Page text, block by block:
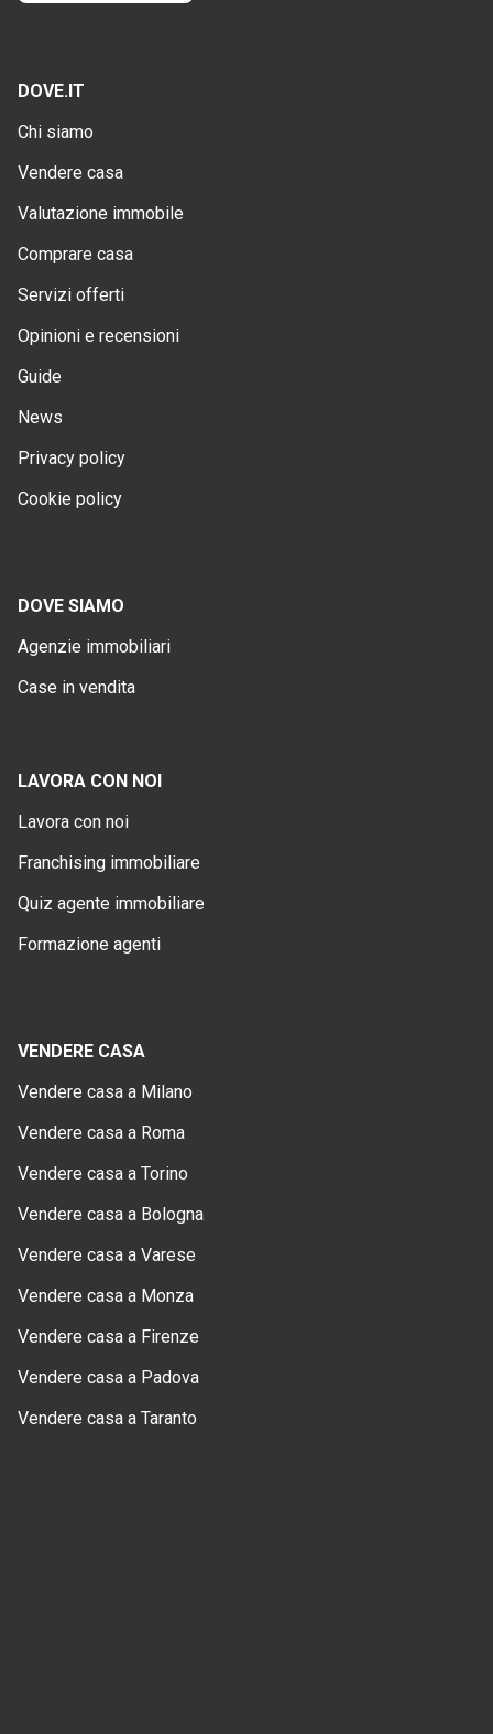
DOVE.IT
Chi siamo
Vendere casa
Valutazione immobile
Comprare casa
Servizi offerti
Opinioni e recensioni
Guide
News
Privacy policy
Cookie policy
DOVE SIAMO
Agenzie immobiliari
Case in vendita
LAVORA CON NOI
Lavora con noi
Franchising immobiliare
Quiz agente immobiliare
Formazione agenti
VENDERE CASA
Vendere casa a Milano
Vendere casa a Roma
Vendere casa a Torino
Vendere casa a Bologna
Vendere casa a Varese
Vendere casa a Monza
Vendere casa a Firenze
Vendere casa a Padova
Vendere casa a Taranto